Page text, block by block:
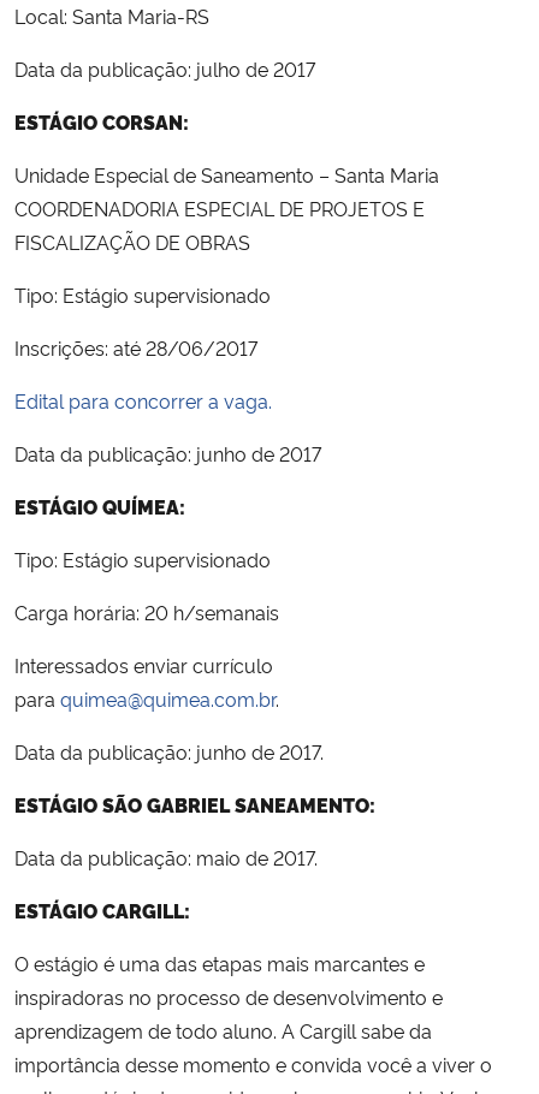
Local: Santa Maria-RS
Data da publicação: julho de 2017
ESTÁGIO CORSAN:
Unidade Especial de Saneamento – Santa Maria
COORDENADORIA ESPECIAL DE PROJETOS E
FISCALIZAÇÃO DE OBRAS
Tipo: Estágio supervisionado
Inscrições: até 28/06/2017
Edital para concorrer a vaga.
Data da publicação: junho de 2017
ESTÁGIO QUÍMEA:
Tipo: Estágio supervisionado
Carga horária: 20 h/semanais
Interessados enviar currículo
para quimea@quimea.com.br.
Data da publicação: junho de 2017.
ESTÁGIO SÃO GABRIEL SANEAMENTO:
Data da publicação: maio de 2017.
ESTÁGIO CARGILL:
O estágio é uma das etapas mais marcantes e
inspiradoras no processo de desenvolvimento e
aprendizagem de todo aluno. A Cargill sabe da
importância desse momento e convida você a viver o